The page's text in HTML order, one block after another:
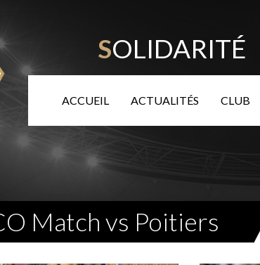
SOLIDARITÉ
ACCUEIL ACTUALITÉS CLUB
Match vs Poitiers